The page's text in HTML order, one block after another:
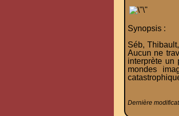
Synopsis :
Séb,
Aucun ne
interprète un
mondes
Dernière